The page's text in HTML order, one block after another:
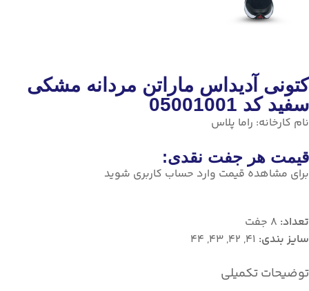
کتونی آدیداس ماراتن مردانه مشکی
سفید کد 05001001
نام کارخانه: راما پلاس
قیمت هر جفت نقدی:
برای مشاهده قیمت وارد حساب کاربری شوید
تعداد:
سایز بندی: 41, 42, 43, 44
توضیحات تکمیلی